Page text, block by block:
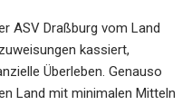
ASV Draßburg vom Land
kassiert,
Überleben. Genauso
Land mit minimalen Mitteln